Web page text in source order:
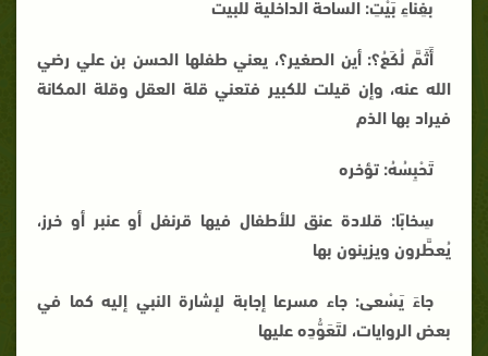
بفِناءِ بَيْتِ: الساحة الداخلية للبيت
أَثَمَّ لُكَعُ؟: أين الصغير؟، يعني طفلها الحسن بن علي رضي
الله عنه، وإن قيلت للكبير فتعني قلة العقل وقلة المكانة
فيراد بها الذم
تَحْبِسُهُ: تؤخره
سِخابًا: قلادة عنق للأطفال فيها قرنفل أو عنبر أو خرز،
يُعطَّرون ويزينون بها
جاءَ يَسْعى: جاء مسرعا إجابة لإشارة النبي إليه كما في
بعض الروايات، لتَعَوُّدِه عليها